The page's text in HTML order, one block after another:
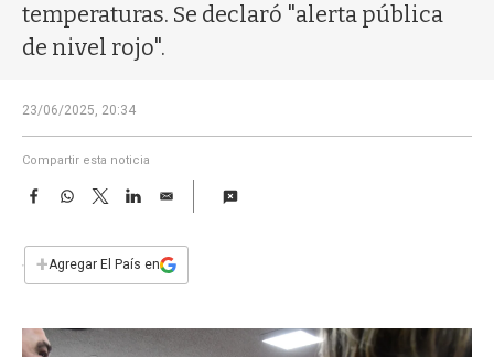
temperaturas. Se declaró "alerta pública
de nivel rojo".
23/06/2025, 20:34
Compartir esta noticia
F
e
b
k
W
s
p
T
w
t
L
n
E
i
l
+Agregar El País en